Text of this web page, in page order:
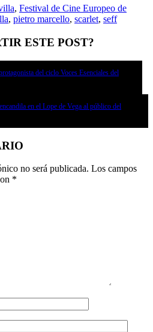
, Festival de Cine Europeo de
, pietro marcello, scarlet, seff
ESTE POST?
del ciclo Voces Esenciales del
en el Lope de Vega al público del
no será publicada. Los campos
*